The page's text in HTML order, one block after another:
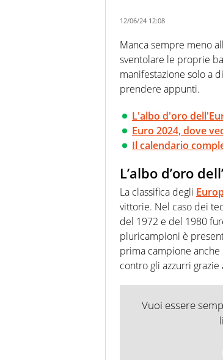
12/06/24 12:08
Manca sempre meno
sventolare le proprie
manifestazione solo a
prendere appunti.
L'albo d'oro
Euro 2024, dove
Il calendario
L’albo d’oro
La classifica degli
vittorie. Nel caso dei
del 1972 e del 1980
pluricampioni è
prima campione
contro gli azzurri
Vuoi essere